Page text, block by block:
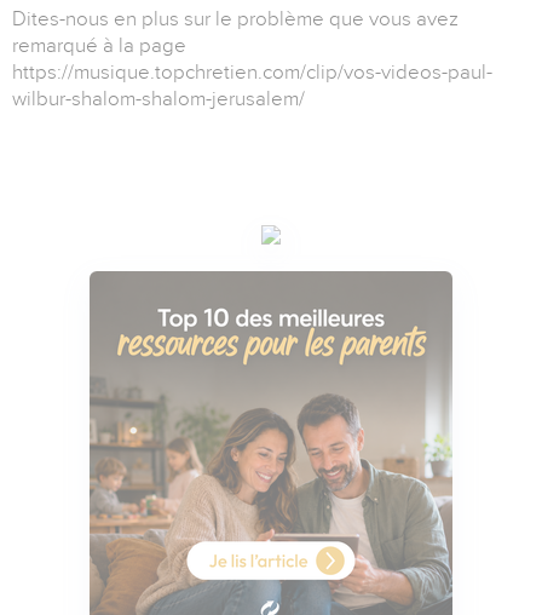
Dites-nous en plus sur le problème que vous avez
remarqué à la page
https://musique.topchretien.com/clip/vos-videos-paul-
wilbur-shalom-shalom-jerusalem/